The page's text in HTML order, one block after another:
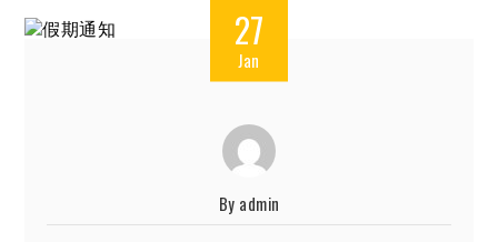
27
Jan
By admin